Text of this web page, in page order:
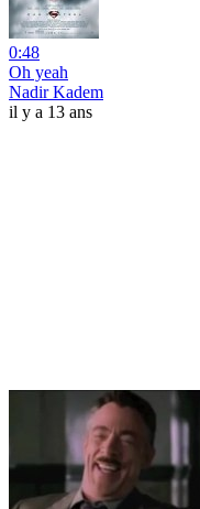
0:48
Oh yeah
Nadir Kadem
il y a 13 ans